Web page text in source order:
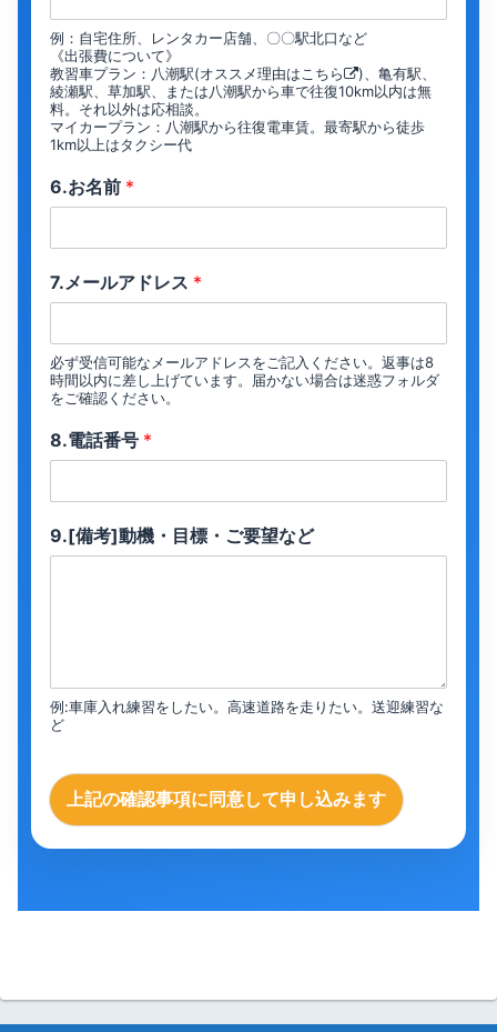
例：自宅住所、レンタカー店舗、〇〇駅北口など
《出張費について》
教習車プラン：八潮駅(オススメ理由は こちら
)、亀有駅、
綾瀬駅、草加駅、または八潮駅から車で往復10km以内は無
料。それ以外は応相談。
マイカープラン：八潮駅から往復電車賃。最寄駅から徒歩
1km以上はタクシー代
6.お名前 *
7.メールアドレス *
必ず受信可能なメールアドレスをご記入ください。返事は8
時間以内に差し上げています。届かない場合は迷惑フォルダ
をご確認ください。
8.電話番号 *
9.[備考]動機・目標・ご要望など
例:車庫入れ練習をしたい。高速道路を走りたい。送迎練習な
ど
上記の確認事項に同意して申し込みます